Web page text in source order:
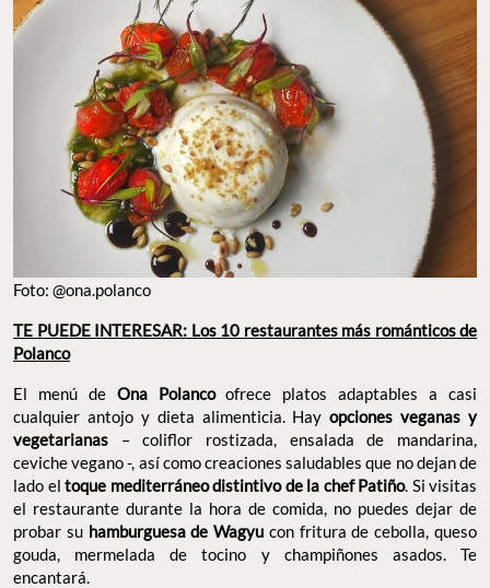
Foto: @ona.polanco
TE PUEDE INTERESAR: Los 10 restaurantes más románticos de
Polanco
El menú de Ona Polancoofrece platos adaptables a casi
cualquier antojo y dieta alimenticia. Hayopciones veganas y
vegetarianas – coliflor rostizada, ensalada de mandarina,
ceviche vegano -, así como creaciones saludables que no dejan de
lado el toque mediterráneo distintivo de la chef Patiño. Si visitas
el restaurante durante la hora de comida, no puedes dejar de
probar suhamburguesa de Wagyu con fritura de cebolla, queso
gouda, mermelada de tocino y champiñones asados. Te
encantará.